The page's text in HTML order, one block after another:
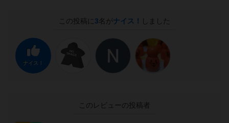
この投稿に 3名がナイス！ しました
ナイス！
このレビューの投稿者